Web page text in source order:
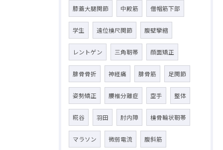
膝蓋大腿関節 中殿筋 僧帽筋下部
学生 遠位橈尺関節 腹壁攣縮
レントゲン 三角靭帯 顔面矯正
腓骨骨折 神経痛 腓骨筋 足関節
姿勢矯正 腰椎分離症 空手 整体
糀谷 羽田 肘内障 橈骨輪状靭帯
マラソン 微弱電流 腹斜筋